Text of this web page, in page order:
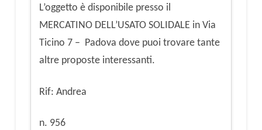
L’oggetto è disponibile presso il
MERCATINO DELL’USATO SOLIDALE in Via
Ticino 7 – Padova dove puoi trovare tante
altre proposte interessanti.
Rif: Andrea
n. 956